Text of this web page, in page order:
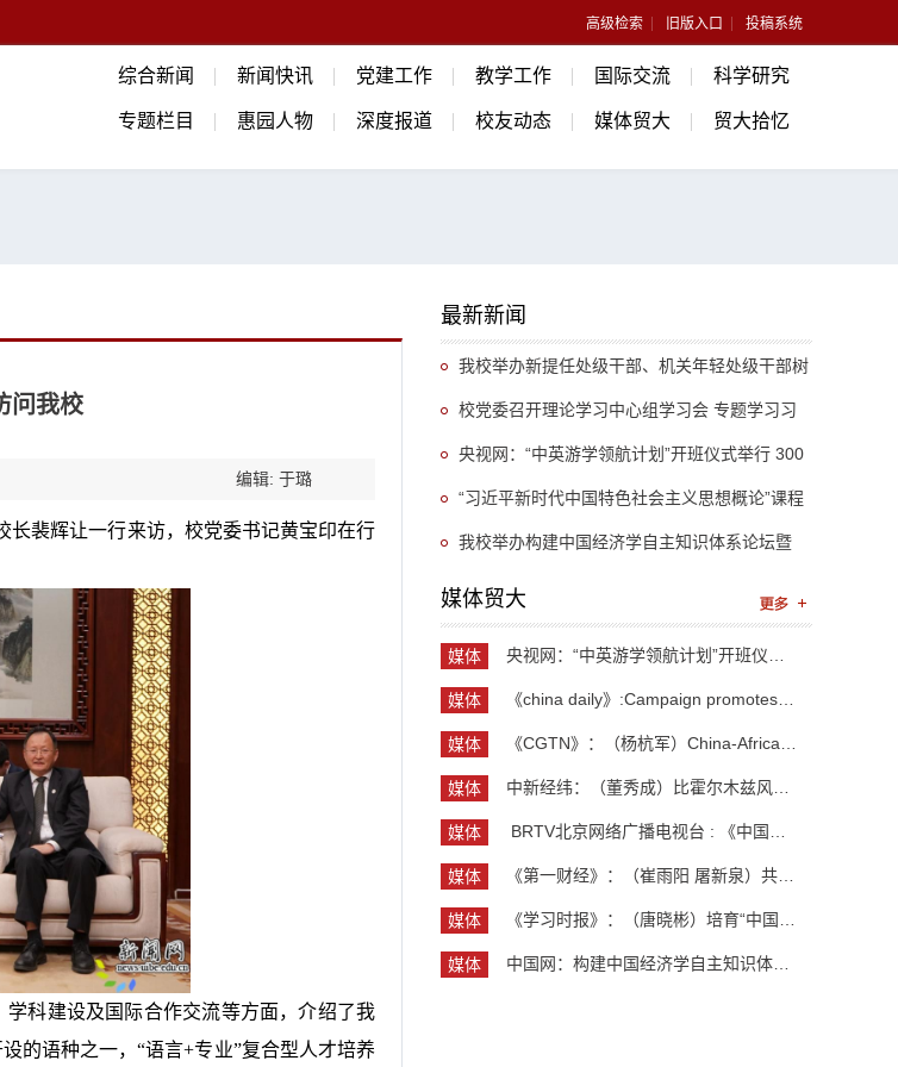
高级检索 旧版入口 投稿系统
综合新闻 新闻快讯 党建工作 教学工作 国际交流 科学研究
专题栏目 惠园人物 深度报道 校友动态 媒体贸大 贸大拾忆
问我校
编辑: 于璐
长裴辉让一行来访，校党委书记黄宝印在行
科建设及国际合作交流等方面，介绍了我
的语种之一，“语言+专业”复合型人才培养
最新新闻
我校举办新提任处级干部、机关年轻处级干部树
立和践行正确政绩观专题培训班
校党委召开理论学习中心组学习会 专题学习习
近平总书记关于推动哲学社会科学高质量发展的重
要指示精神
央视网：“中英游学领航计划”开班仪式举行 300
余名英国学生开启“游学中国”旅程
“习近平新时代中国特色社会主义思想概论”课程
“UIBE新思想大讲堂”第九讲开讲
我校举办构建中国经济学自主知识体系论坛暨
《中国开放型经济学》教学研讨会
媒体贸大
媒体
媒体
媒体
媒体
媒体
媒体
媒体
媒体